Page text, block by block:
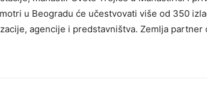
u Beogradu će učestvovati više od 350
agencije i predstavništva. Zemlja partner